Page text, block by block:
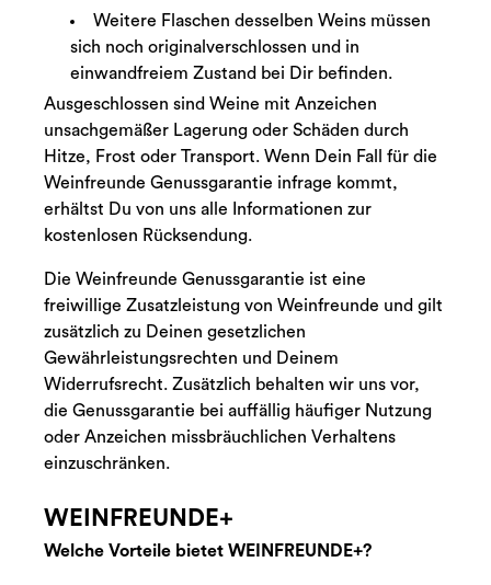
Weitere Flaschen desselben Weins müssen
sich noch originalverschlossen und in
einwandfreiem Zustand bei Dir befinden.
Ausgeschlossen sind Weine mit Anzeichen
unsachgemäßer Lagerung oder Schäden durch
Hitze, Frost oder Transport. Wenn Dein Fall für die
Weinfreunde Genussgarantie infrage kommt,
erhältst Du von uns alle Informationen zur
kostenlosen Rücksendung.
Die Weinfreunde Genussgarantie ist eine
freiwillige Zusatzleistung von Weinfreunde und gilt
zusätzlich zu Deinen gesetzlichen
Gewährleistungsrechten und Deinem
Widerrufsrecht. Zusätzlich behalten wir uns vor,
die Genussgarantie bei auffällig häufiger Nutzung
oder Anzeichen missbräuchlichen Verhaltens
einzuschränken.
WEINFREUNDE+
Welche Vorteile bietet WEINFREUNDE+?